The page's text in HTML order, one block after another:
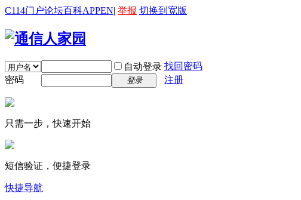
C114门户论坛百科APPEN| 举报 切换到宽版
自动登录 找回密码
密码
登录 注册
只需一步，快速开始
短信验证，便捷登录
快捷导航